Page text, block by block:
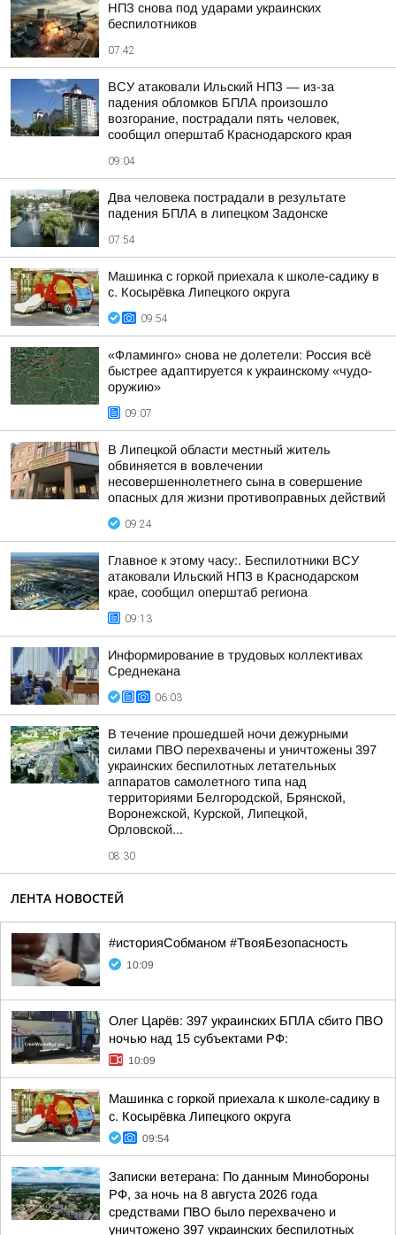
НПЗ снова под ударами украинских
беспилотников
07:42
ВСУ атаковали Ильский НПЗ — из-за
падения обломков БПЛА произошло
возгорание, пострадали пять человек,
сообщил оперштаб Краснодарского края
09:04
Два человека пострадали в результате
падения БПЛА в липецком Задонске
07:54
Машинка с горкой приехала к школе-садику в
с. Косырёвка Липецкого округа
09:54
«Фламинго» снова не долетели: Россия всё
быстрее адаптируется к украинскому «чудо-
оружию»
09:07
В Липецкой области местный житель
обвиняется в вовлечении
несовершеннолетнего сына в совершение
опасных для жизни противоправных действий
09:24
Главное к этому часу:. Беспилотники ВСУ
атаковали Ильский НПЗ в Краснодарском
крае, сообщил оперштаб региона
09:13
Информирование в трудовых коллективах
Среднекана
06:03
В течение прошедшей ночи дежурными
силами ПВО перехвачены и уничтожены 397
украинских беспилотных летательных
аппаратов самолетного типа над
территориями Белгородской, Брянской,
Воронежской, Курской, Липецкой,
Орловской...
08:30
ЛЕНТА НОВОСТЕЙ
#историяСобманом #ТвояБезопасность
10:09
Олег Царёв: 397 украинских БПЛА сбито ПВО
ночью над 15 субъектами РФ:
10:09
Машинка с горкой приехала к школе-садику в
с. Косырёвка Липецкого округа
09:54
Записки ветерана: По данным Минобороны
РФ, за ночь на 8 августа 2026 года
средствами ПВО было перехвачено и
уничтожено 397 украинских беспилотных